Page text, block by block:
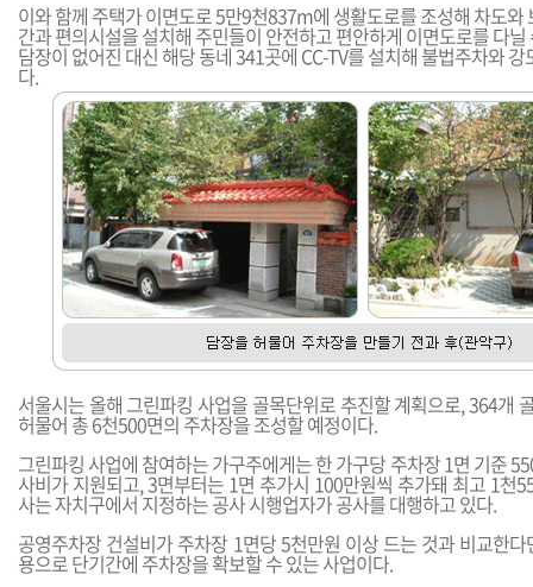
이와 함께 주택가 이면도로 5만9천837m에 생활도로를 조성해 차도와
간과 편의시설을 설치해 주민들이 안전하고 편안하게 이면도로를 다닐
담장이 없어진 대신 해당 동네 341곳에 CC-TV를 설치해 불법주차와
다.
서울시는 올해 그린파킹 사업을 골목단위로 추진할 계획으로, 364개
허물어 총 6천500면의 주차장을 조성할 예정이다.
그린파킹 사업에 참여하는 가구주에게는 한 가구당 주차장 1면 기준
사비가 지원되고, 3면부터는 1면 추가시 100만원씩 추가돼 최고 1천
사는 자치구에서 지정하는 공사 시행업자가 공사를 대행하고 있다.
공영주차장 건설비가 주차장 1면당 5천만원 이상 드는 것과 비교한
용으로 단기간에 주차장을 확보할 수 있는 사업이다.